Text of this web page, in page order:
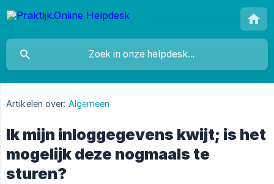
Artikelen over: Algemeen
Ik mijn inloggegevens kwijt; is het
mogelijk deze nogmaals te
sturen?